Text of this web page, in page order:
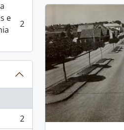
e
2
2